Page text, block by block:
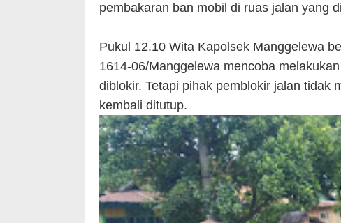
pembakaran ban mobil di ruas jalan yang
Pukul 12.10 Wita Kapolsek Manggelewa
1614-06/Manggelewa mencoba
diblokir. Tetapi pihak pemblokir jalan tidak
kembali ditutup.